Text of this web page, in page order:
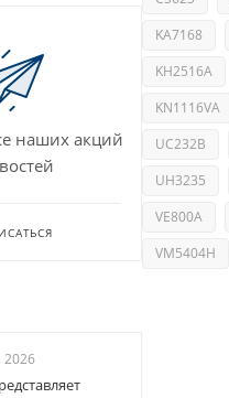
KA7168
KH2516A
KN1116VA
UC232B
UH3235
VE800A
VM5404H
наших акций
2026